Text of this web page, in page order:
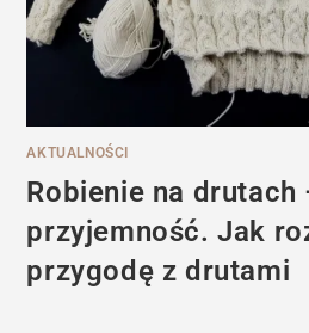
AKTUALNOŚCI
Robienie na drutach
przyjemność. Jak
przygodę z drutami